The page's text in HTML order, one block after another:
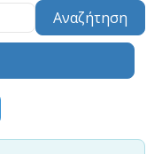
Αναζήτηση